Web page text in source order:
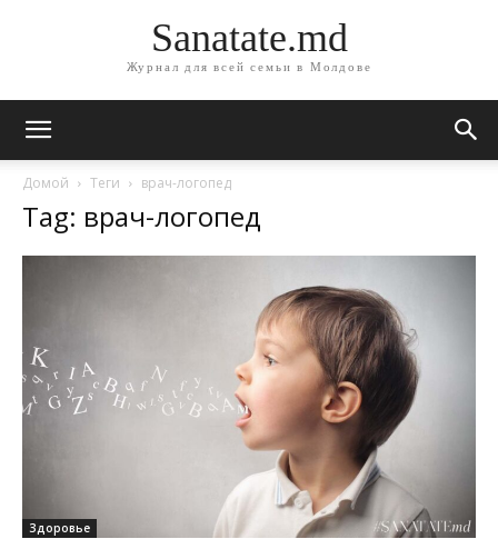
Sanatate.md
Журнал для всей семьи в Молдове
Домой Теги врач-логопед
Tag: врач-логопед
Здоровье